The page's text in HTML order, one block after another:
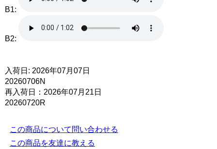
B1:
B2:
入荷日: 2026年07月07日
20260706N
再入荷日：2026年07月21日
20260720R
この商品について問い合わせる
この商品を友達に教える